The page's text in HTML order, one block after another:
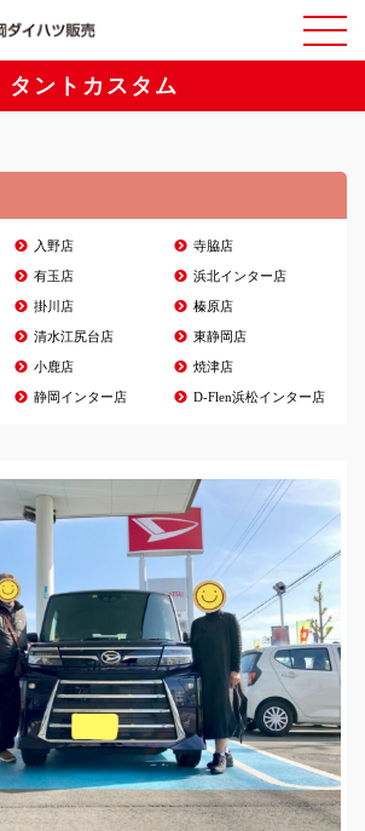
タントカスタム
入野店 寺脇店
有玉店 浜北インター店
掛川店 榛原店
清水江尻台店 東静岡店
小鹿店 焼津店
静岡インター店 D-Flen浜松インター店